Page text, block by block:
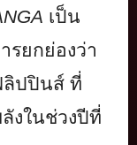
เป็น
รยกย่องว่า
ลิปปินส์ ที่
งในช่วงปีที่